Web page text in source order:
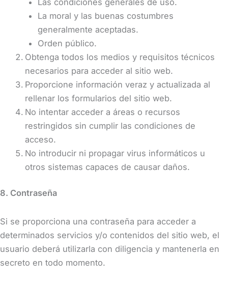
La moral y las buenas costumbres
generalmente aceptadas.
Orden público.
Obtenga todos los medios y requisitos técnicos
necesarios para acceder al sitio web.
Proporcione información veraz y actualizada al
rellenar los formularios del sitio web.
No intentar acceder a áreas o recursos
restringidos sin cumplir las condiciones de
acceso.
No introducir ni propagar virus informáticos u
otros sistemas capaces de causar daños.
8. Contraseña
Si se proporciona una contraseña para acceder a
determinados servicios y/o contenidos del sitio web, el
usuario deberá utilizarla con diligencia y mantenerla en
secreto en todo momento.